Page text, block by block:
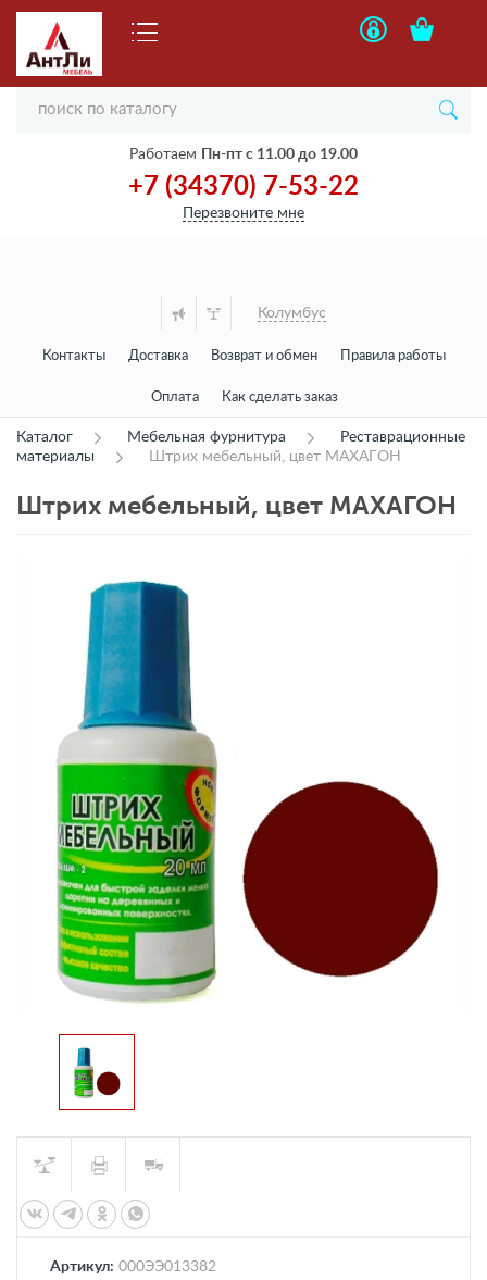
Работаем Пн-пт с 11.00 до 19.00
+7 (34370) 7-53-22
Перезвоните мне
Колумбус
Контакты Доставка Возврат и обмен Правила работы
Оплата Как сделать заказ
Каталог Мебельная фурнитура
Реставрационные
материалы
Штрих мебельный, цвет МАХАГОН
Штрих мебельный, цвет МАХАГОН
Артикул: 000ЭЭ013382